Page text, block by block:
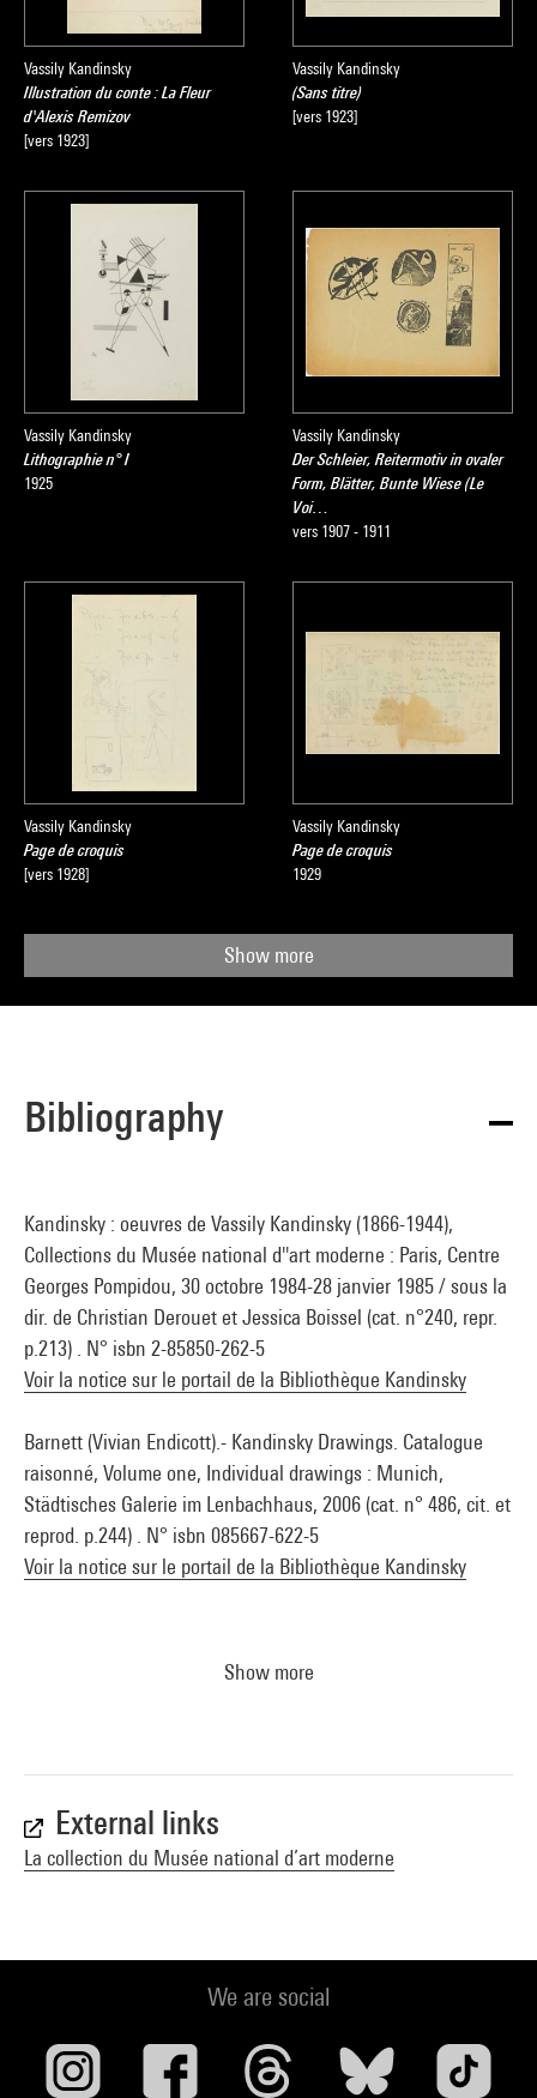
Vassily Kandinsky
Illustration du conte : La Fleur
d'Alexis Remizov
[vers 1923]
Vassily Kandinsky
(Sans titre)
[vers 1923]
Vassily Kandinsky
Lithographie n° I
1925
Vassily Kandinsky
Der Schleier, Reitermotiv in ovaler
Form, Blätter, Bunte Wiese (Le
Voi…
vers 1907 - 1911
Vassily Kandinsky
Page de croquis
[vers 1928]
Vassily Kandinsky
Page de croquis
1929
Show more
Bibliography
Kandinsky : oeuvres de Vassily Kandinsky (1866-1944),
Collections du Musée national d''art moderne : Paris, Centre
Georges Pompidou, 30 octobre 1984-28 janvier 1985 / sous la
dir. de Christian Derouet et Jessica Boissel (cat. n°240, repr.
p.213) . N° isbn 2-85850-262-5
Voir la notice sur le portail de la Bibliothèque Kandinsky
Barnett (Vivian Endicott).- Kandinsky Drawings. Catalogue
raisonné, Volume one, Individual drawings : Munich,
Städtisches Galerie im Lenbachhaus, 2006 (cat. n° 486, cit. et
reprod. p.244) . N° isbn 085667-622-5
Voir la notice sur le portail de la Bibliothèque Kandinsky
Show more
External links
La collection du Musée national d’art moderne
We are social